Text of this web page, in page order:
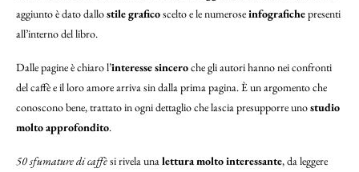
aggiunto è dato dallostile graficoscelto e le numeroseinfografichepresenti
all’interno del libro.
Dalle pagine è chiaro l’interesse sinceroche gli autori hanno nei confronti
del caffè e il loro amore arriva sin dalla prima pagina. È un argomento che
conoscono bene, trattato in ogni dettaglio che lascia presupporre unostudio
molto approfondito.
50 sfumature di caffèsi rivela unalettura molto interessante, da leggere